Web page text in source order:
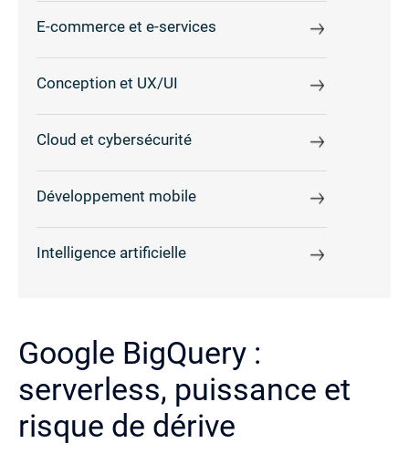
E-commerce et e-services
Conception et UX/UI
Cloud et cybersécurité
Développement mobile
Intelligence artificielle
Google BigQuery :
serverless, puissance et
risque de dérive